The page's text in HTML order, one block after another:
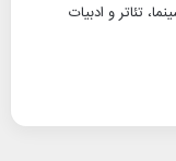
تئاتر و ادبیات